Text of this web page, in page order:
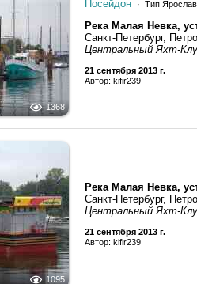
1368
Посейдон · Тип
Река Малая Невка,
Санкт-Петербург,
Центральный Яхт-
21 сентября 2013 г.
Автор: kifir239
1095
Река Малая Невка,
Санкт-Петербург,
Центральный Яхт-
21 сентября 2013 г.
Автор: kifir239